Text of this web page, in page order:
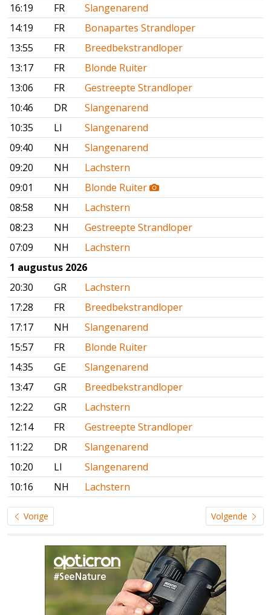
16:19
FR
Slangenarend
14:19
FR
Bonapartes Strandloper
13:55
FR
Breedbekstrandloper
13:17
FR
Blonde Ruiter
13:06
FR
Gestreepte Strandloper
10:46
DR
Slangenarend
10:35
LI
Slangenarend
09:40
NH
Slangenarend
09:20
NH
Lachstern
09:01
NH
Blonde Ruiter
08:58
NH
Lachstern
08:23
NH
Gestreepte Strandloper
07:09
NH
Lachstern
1 augustus 2026
20:30
GR
Lachstern
17:28
FR
Breedbekstrandloper
17:17
NH
Slangenarend
15:57
FR
Blonde Ruiter
14:35
GE
Slangenarend
13:47
GR
Breedbekstrandloper
12:22
GR
Lachstern
12:14
FR
Gestreepte Strandloper
11:22
DR
Slangenarend
10:20
LI
Slangenarend
10:16
NH Lachstern
Vorige Volgende